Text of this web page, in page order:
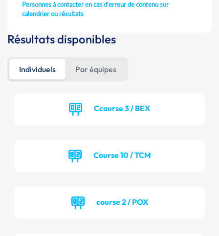
Personnes à contacter en cas d'erreur de contenu sur
calendrier ou résultats
Résultats disponibles
Individuels Par équipes
Ccourse 3 / BEX
Course 10 / TCM
course 2 / POX